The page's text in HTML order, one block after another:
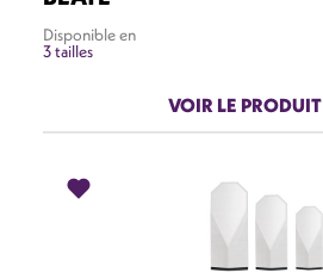
Disponible en
3 tailles
VOIR LE PRODUIT